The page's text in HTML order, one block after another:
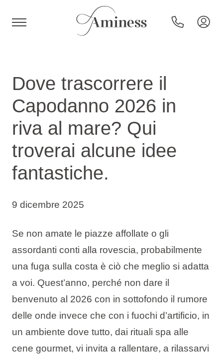
Hotel e resort
Campeggi
Offerte speciali
Destinazioni
Tipi di vacanza
Marchi
Programma Ami Loyalty
Blog
Dove trascorrere il
Capodanno 2026 in
riva al mare? Qui
troverai alcune idee
fantastiche.
9 dicembre 2025
Se non amate le piazze affollate o gli
assordanti conti alla rovescia, probabilmente
una fuga sulla costa è ciò che meglio si adatta
a voi. Quest’anno, perché non dare il
benvenuto al 2026 con in sottofondo il rumore
delle onde invece che con i fuochi d’artificio, in
un ambiente dove tutto, dai rituali spa alle
cene gourmet, vi invita a rallentare, a rilassarvi